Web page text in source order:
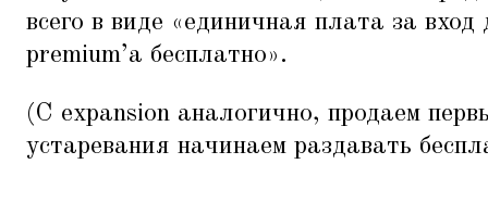
всего в виде «единичная плата за
premium’а бесплатно».
(С expansion аналогично, продаем
устаревания начинаем раздавать